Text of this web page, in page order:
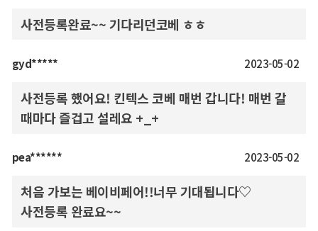
사전등록완료~~ 기다리던코베 ㅎㅎ
gyd***** 2023-05-02
사전등록 했어요! 킨텍스 코베 매번 갑니다! 매번 갈
때마다 즐겁고 설레요 +_+
pea****** 2023-05-02
처음 가보는 베이비페어!!너무 기대됩니다♡
사전등록 완료요~~